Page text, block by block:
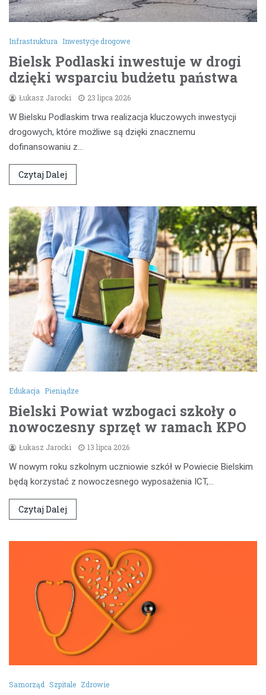
Infrastruktura Inwestycje drogowe
Bielsk Podlaski inwestuje w drogi
dzięki wsparciu budżetu państwa
Łukasz Jarocki 23 lipca 2026
W Bielsku Podlaskim trwa realizacja kluczowych inwestycji
drogowych, które możliwe są dzięki znacznemu
dofinansowaniu z…
Czytaj Dalej
Edukacja Pieniądze
Bielski Powiat wzbogaci szkoły o
nowoczesny sprzęt w ramach KPO
Łukasz Jarocki 13 lipca 2026
W nowym roku szkolnym uczniowie szkół w Powiecie Bielskim
będą korzystać z nowoczesnego wyposażenia ICT,…
Czytaj Dalej
Samorząd Szpitale Zdrowie